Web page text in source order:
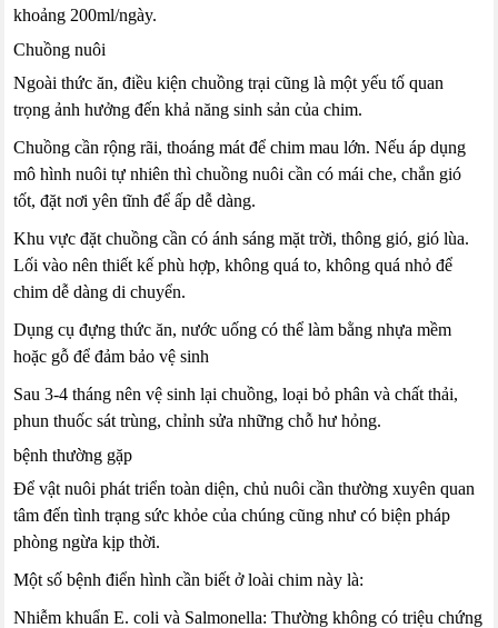
khoảng 200ml/ngày.
Chuồng nuôi
Ngoài thức ăn, điều kiện chuồng trại cũng là một yếu tố quan
trọng ảnh hưởng đến khả năng sinh sản của chim.
Chuồng cần rộng rãi, thoáng mát để chim mau lớn. Nếu áp dụng
mô hình nuôi tự nhiên thì chuồng nuôi cần có mái che, chắn gió
tốt, đặt nơi yên tĩnh để ấp dễ dàng.
Khu vực đặt chuồng cần có ánh sáng mặt trời, thông gió, gió lùa.
Lối vào nên thiết kế phù hợp, không quá to, không quá nhỏ để
chim dễ dàng di chuyển.
Dụng cụ đựng thức ăn, nước uống có thể làm bằng nhựa mềm
hoặc gỗ để đảm bảo vệ sinh
Sau 3-4 tháng nên vệ sinh lại chuồng, loại bỏ phân và chất thải,
phun thuốc sát trùng, chỉnh sửa những chỗ hư hỏng.
bệnh thường gặp
Để vật nuôi phát triển toàn diện, chủ nuôi cần thường xuyên quan
tâm đến tình trạng sức khỏe của chúng cũng như có biện pháp
phòng ngừa kịp thời.
Một số bệnh điển hình cần biết ở loài chim này là:
Nhiễm khuẩn E. coli và Salmonella: Thường không có triệu chứng